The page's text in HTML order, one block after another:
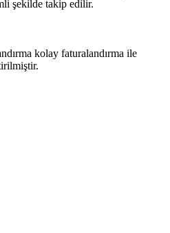
şekilde takip edilir.
kolay faturalandırma ile